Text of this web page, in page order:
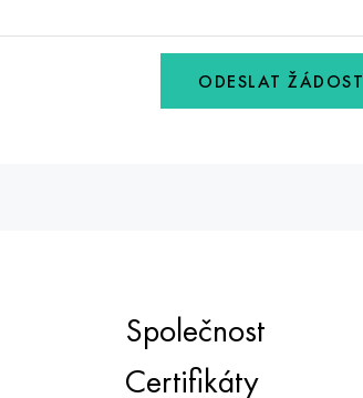
ODESLAT ŽÁDOST
Společnost
Certifikáty